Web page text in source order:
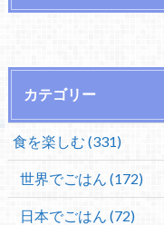
カテゴリー
食を楽しむ (331)
世界でごはん (172)
日本でごはん (72)